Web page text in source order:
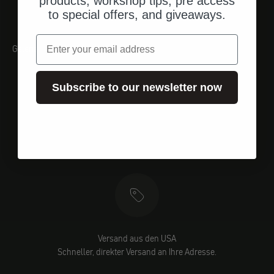
Galerie
Versand aus den USA
Schneller, direkter Versand an Ihre Adresse.
to special offers, and giveaways.
Email
Subscribe to our newsletter now